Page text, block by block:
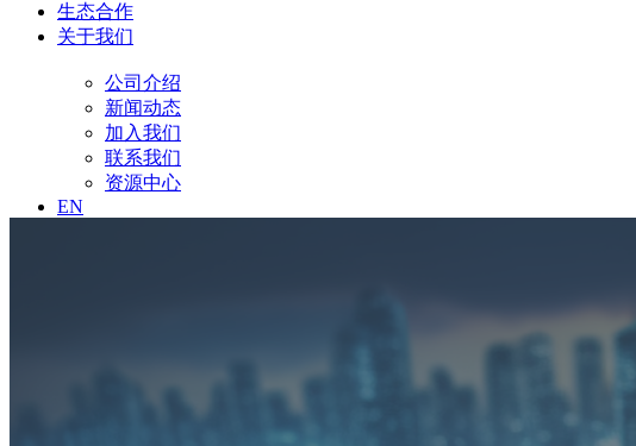
生态合作
关于我们
公司介绍
新闻动态
加入我们
联系我们
资源中心
EN